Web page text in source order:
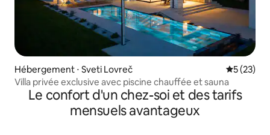
Hébergement ⋅ Sveti Lovreč
5 (23)
Villa privée exclusive avec piscine chauffée et sauna
Le confort d'un chez-soi et des tarifs
mensuels avantageux